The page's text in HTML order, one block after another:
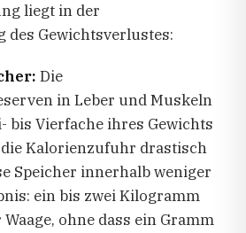
liegt in der
des Gewichtsverlustes:
Die
in Leber und Muskeln
bis Vierfache ihres Gewichts
die Kalorienzufuhr drastisch
Speicher innerhalb weniger
ein bis zwei Kilogramm
ohne dass ein Gramm